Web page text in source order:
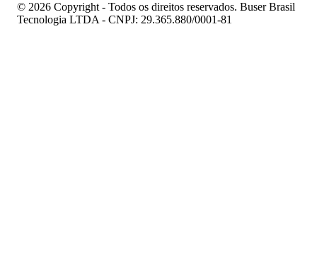
© 2026 Copyright - Todos os direitos reservados. Buser Brasil
Tecnologia LTDA - CNPJ: 29.365.880/0001-81